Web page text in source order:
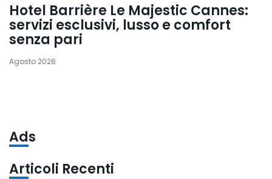
Hotel Barrière Le Majestic Cannes:
servizi esclusivi, lusso e comfort
senza pari
Agosto 2026
Ads
Articoli Recenti